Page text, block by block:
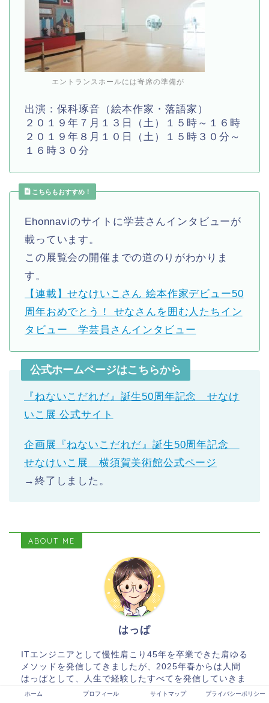
エントランスホールには寄席の準備が
出演：保科琢音（絵本作家・落語家）
２０１９年７月１３日（土）１５時～１６時
２０１９年８月１０日（土）１５時３０分～
１６時３０分
こちらもおすすめ！
Ehonnaviのサイトに学芸さんインタビューが
載っています。
この展覧会の開催までの道のりがわかりま
す。
【連載】せなけいこさん 絵本作家デビュー50
周年おめでとう！ せなさんを囲む人たちイン
タビュー 学芸員さんインタビュー
公式ホームページはこちらから
『ねないこだれだ』誕生50周年記念 せなけ
いこ展 公式サイト
企画展『ねないこだれだ』誕生50周年記念
せなけいこ展 横須賀美術館公式ページ
→終了しました。
ABOUT ME
はっぱ
ITエンジニアとして慢性肩こり45年を卒業できた肩ゆる
メソッドを発信してきましたが、2025年春からは人間
はっぱとして、人生で経験したすべてを発信していきま
す。そしてあなたの「はじめてのはっぱちゃん」とし
ホーム プロフィール サイトマップ プライバシーポリシー